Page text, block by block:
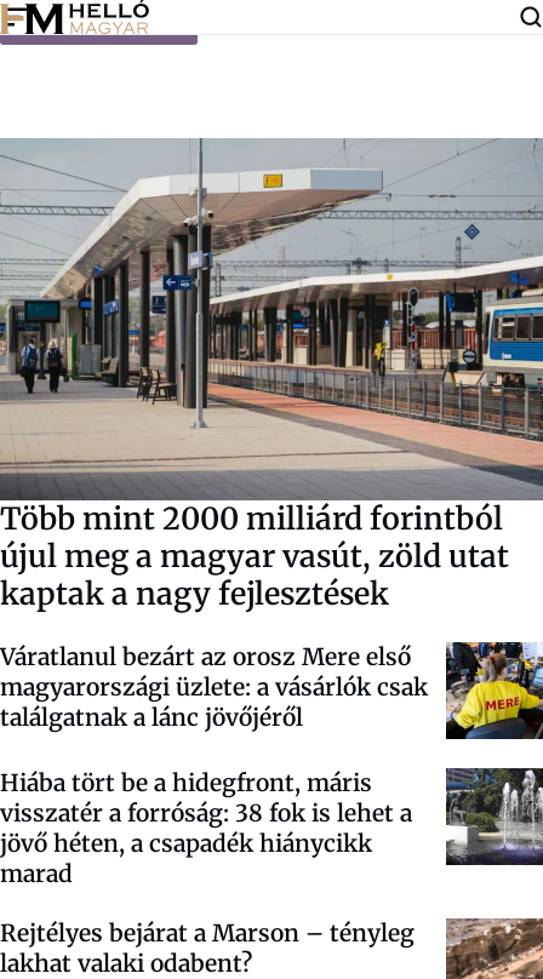
Ugrás a tartalomra
Több mint 2000 milliárd forintból
újul meg a magyar vasút, zöld utat
kaptak a nagy fejlesztések
Váratlanul bezárt az orosz Mere első
magyarországi üzlete: a vásárlók csak
találgatnak a lánc jövőjéről
Hiába tört be a hidegfront, máris
visszatér a forróság: 38 fok is lehet a
jövő héten, a csapadék hiánycikk
marad
Rejtélyes bejárat a Marson – tényleg
lakhat valaki odabent?